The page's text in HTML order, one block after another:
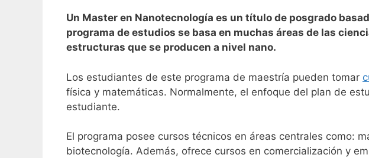
Un Master en Nanotecnología es un título de posgrado
programa de estudios se basa en muchas áreas de las
estructuras que se producen a nivel nano.
Los estudiantes de este programa de maestría pueden tomar
física y matemáticas. Normalmente, el enfoque del plan de
estudiante.
El programa posee cursos técnicos en áreas centrales como:
biotecnología. Además, ofrece cursos en comercialización y